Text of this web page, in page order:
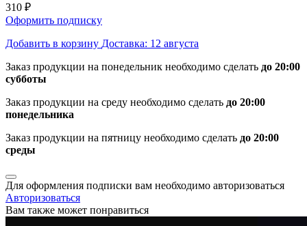
310 ₽
Оформить подписку
Добавить в корзину Доставка: 12 августа
Заказ продукции на понедельник необходимо сделать до 20:00
субботы
Заказ продукции на среду необходимо сделать до 20:00
понедельника
Заказ продукции на пятницу необходимо сделать до 20:00
среды
Для оформления подписки вам необходимо авторизоваться
Авторизоваться
Вам также может понравиться